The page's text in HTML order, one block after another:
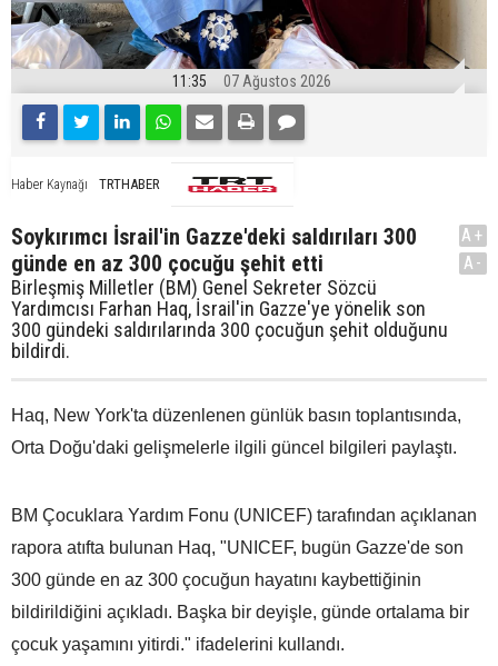
11:35 07 Ağustos 2026
Haber Kaynağı TRTHABER
Soykırımcı İsrail'in Gazze'deki saldırıları 300
günde en az 300 çocuğu şehit etti
Birleşmiş Milletler (BM) Genel Sekreter Sözcü
Yardımcısı Farhan Haq, İsrail'in Gazze'ye yönelik son
300 gündeki saldırılarında 300 çocuğun şehit olduğunu
bildirdi.
A+
A-
Haq, New York'ta düzenlenen günlük basın toplantısında,
Orta Doğu'daki gelişmelerle ilgili güncel bilgileri paylaştı.
BM Çocuklara Yardım Fonu (UNICEF) tarafından açıklanan
rapora atıfta bulunan Haq, "UNICEF, bugün Gazze'de son
300 günde en az 300 çocuğun hayatını kaybettiğinin
bildirildiğini açıkladı. Başka bir deyişle, günde ortalama bir
çocuk yaşamını yitirdi." ifadelerini kullandı.